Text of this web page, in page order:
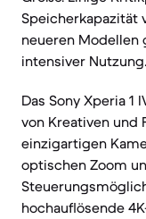
Speicherkapazität
neueren Modellen
intensiver Nutzung.
Das Sony Xperia 1
von Kreativen und
einzigartigen
optischen Zoom
hochauflösende